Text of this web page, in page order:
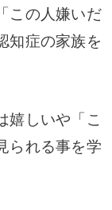
この人嫌いだ
知症の家族を
嬉しいや「こ
られる事を学